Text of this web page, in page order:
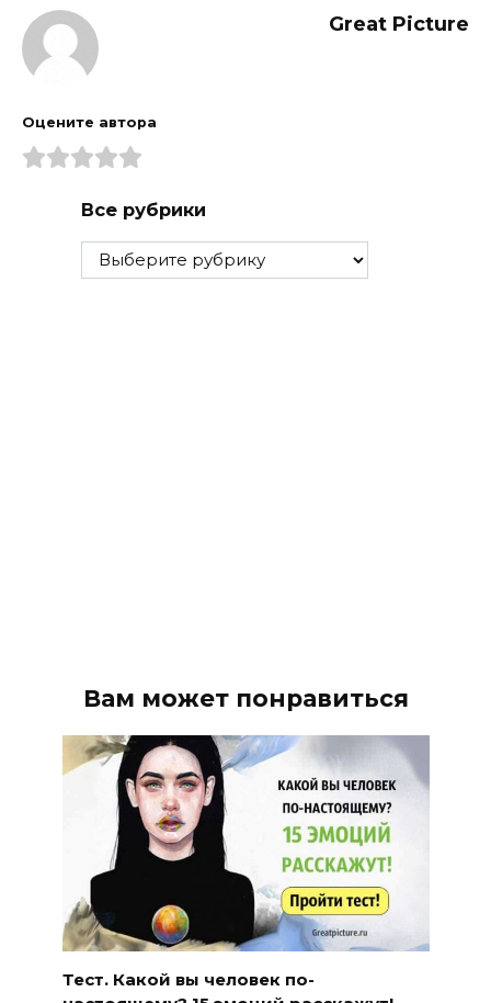
Great Picture
Оцените автора
Все рубрики
Все
рубрики
Вам может понравиться
Тест. Какой вы человек по-